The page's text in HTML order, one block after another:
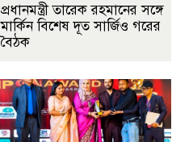
প্রধানমন্ত্রী তারেক রহমানের সঙ্গে
মার্কিন বিশেষ দূত সার্জিও গরের
বৈঠক